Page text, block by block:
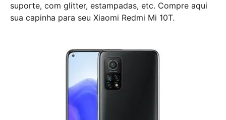
suporte, com glitter, estampadas, etc. Compre aqui
sua capinha para seu Xiaomi Redmi Mi 10T.